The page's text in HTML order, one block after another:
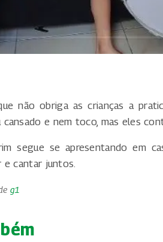
não obriga as crianças a
e nem toco, mas eles
segue se apresentando em
cantar juntos.
g1